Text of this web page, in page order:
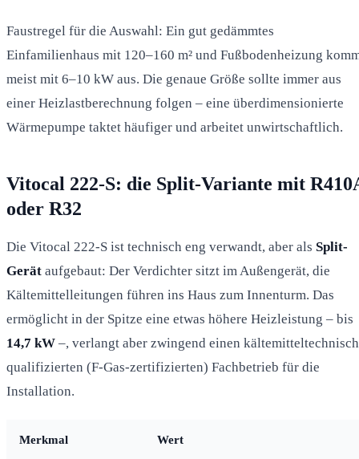
Faustregel für die Auswahl: Ein gut gedämmtes
Einfamilienhaus mit 120–160 m² und Fußbodenheizung
meist mit 6–10 kW aus. Die genaue Größe sollte immer aus
einer Heizlastberechnung folgen – eine überdimensionierte
Wärmepumpe taktet häufiger und arbeitet unwirtschaftlich.
Vitocal 222-S: die Split-Variante mit
oder R32
Die Vitocal 222-S ist technisch eng verwandt, aber als Split-
Gerät aufgebaut: Der Verdichter sitzt im Außengerät, die
Kältemittelleitungen führen ins Haus zum Innenturm. Das
ermöglicht in der Spitze eine etwas höhere Heizleistung – bis
14,7 kW –, verlangt aber zwingend einen kältemitteltechnisch
qualifizierten (F-Gas-zertifizierten) Fachbetrieb für die
Installation.
Merkmal Wert